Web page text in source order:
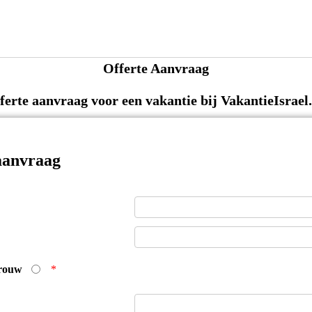
Offerte Aanvraag
aanvraag voor een vakantie bij